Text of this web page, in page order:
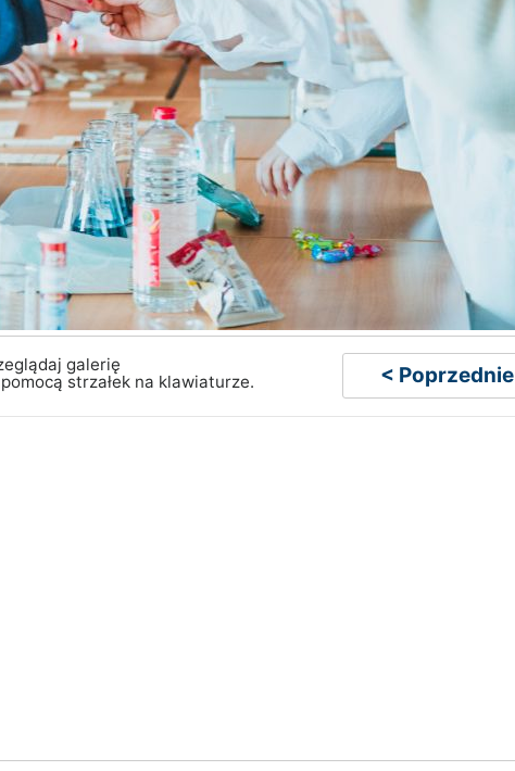
galerię
strzałek na klawiaturze.
< Poprzednie